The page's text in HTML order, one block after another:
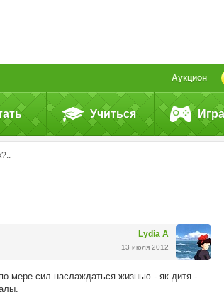
Аукцион
Учиться
Lydia A
13 июля 2012
мере сил наслаждаться жизнью - як дитя -